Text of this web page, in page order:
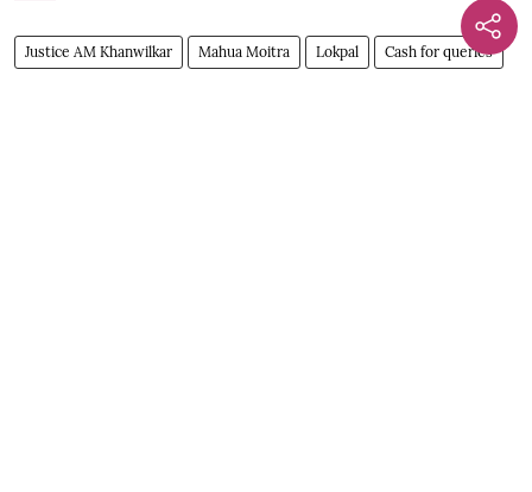
Justice AM Khanwilkar Mahua Moitra Lokpal Cash for queries